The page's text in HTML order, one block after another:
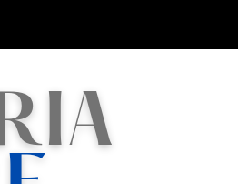
Fitness Brasil Expo